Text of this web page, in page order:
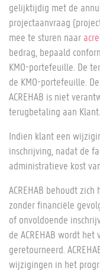
gelijktijdig met de
projectaanvraag
mee te sturen naar
bedrag, bepaald
KMO-portefeuille. De
de KMO-portefeuille.
ACREHAB is niet
terugbetaling aan Klant.
Indien klant een
inschrijving, nadat de
administratieve kost
ACREHAB behoudt
zonder financiële
of onvoldoende
de ACREHAB wordt
geretourneerd.
wijzigingen in het